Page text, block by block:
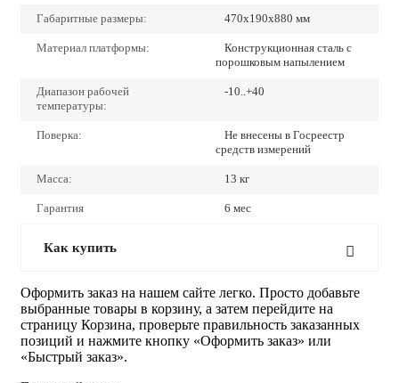
Габаритные размеры: 470x190x880 мм
Материал платформы:
Конструкционная сталь с
порошковым напылением
Диапазон рабочей
температуры:
-10..+40
Поверка:
Не внесены в Госреестр
средств измерений
Масса: 13 кг
Гарантия 6 мес
Как купить
Оформить заказ на нашем сайте легко. Просто добавьте
выбранные товары в корзину, а затем перейдите на
страницу Корзина, проверьте правильность заказанных
позиций и нажмите кнопку «Оформить заказ» или
«Быстрый заказ».